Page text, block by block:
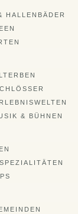
HALLENBÄDER
& BÜHNEN